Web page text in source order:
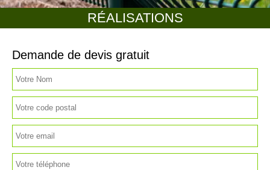
RÉALISATIONS
Demande de devis gratuit